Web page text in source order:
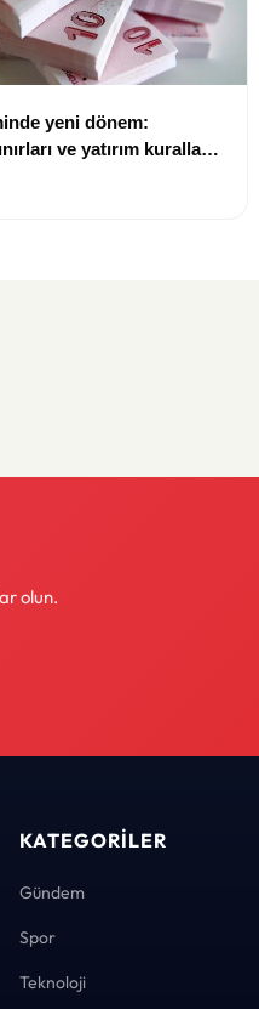
yeni dönem:
ve yatırım kuralları
olun.
KATEGORILER
Gündem
Spor
Teknoloji